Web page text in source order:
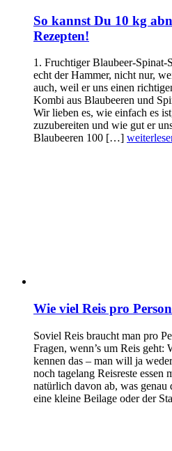
So kannst Du 10 kg
Rezepten!
1. Fruchtiger Blaubeer-Spinat-
echt der Hammer, nicht nur,
auch, weil er uns einen
Kombi aus Blaubeeren und
Wir lieben es, wie einfach es
zuzubereiten und wie gut er
Blaubeeren 100 […]
Wie viel Reis pro
Soviel Reis braucht man pro
Fragen, wenn’s um Reis geht:
kennen das – man will ja
noch tagelang Reisreste essen
natürlich davon ab, was genau
eine kleine Beilage oder der